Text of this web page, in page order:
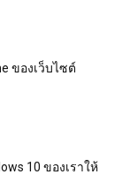
ของเว็บไซต์
10 ของเราให้